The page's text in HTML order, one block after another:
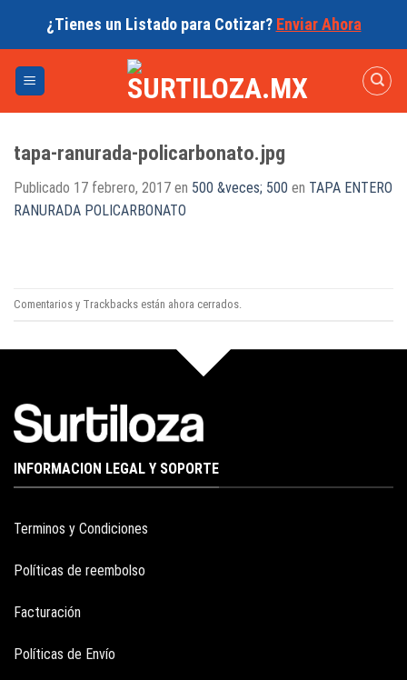
¿Tienes un Listado para Cotizar? Enviar Ahora
tapa-ranurada-policarbonato.jpg
Publicado 17 febrero, 2017 en 500 &veces; 500 en TAPA ENTERO
RANURADA POLICARBONATO
Comentarios y Trackbacks están ahora cerrados.
INFORMACION LEGAL Y SOPORTE
Terminos y Condiciones
Políticas de reembolso
Facturación
Políticas de Envío